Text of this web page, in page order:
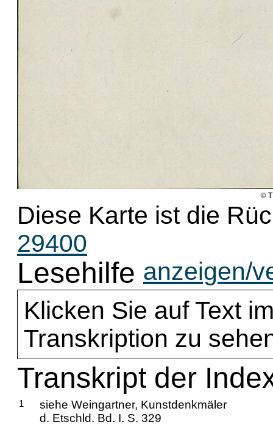
Diese Karte ist die
29400
Lesehilfe anzeigen/
Klicken Sie auf Text
Transkription zu
Transkript der
1
siehe Weingartner, Kunstdenkmäler
d. Etschld. Bd. I. S. 329